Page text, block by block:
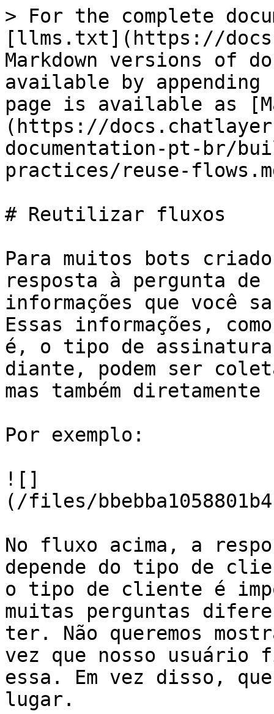
> For the complete
[llms.txt](https://
Markdown versions of
available by
page is available as
(https://
documentation-pt-br/
practices/reuse-
# Reutilizar fluxos
Para muitos bots
resposta à pergunta de
informações que você
Essas informações,
é, o tipo de
diante, podem ser
mas também
Por exemplo:
![]
(/files/
No fluxo acima, a
depende do tipo de
o tipo de cliente é
muitas perguntas
ter. Não queremos
vez que nosso usuário
essa. Em vez disso,
lugar.